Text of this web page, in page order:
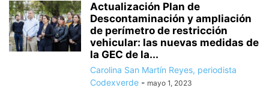
Actualización Plan de
Descontaminación y ampliación
de perímetro de restricción
vehicular: las nuevas medidas de
la GEC de la...
Carolina San Martín Reyes, periodista
Codexverde - mayo 1, 2023